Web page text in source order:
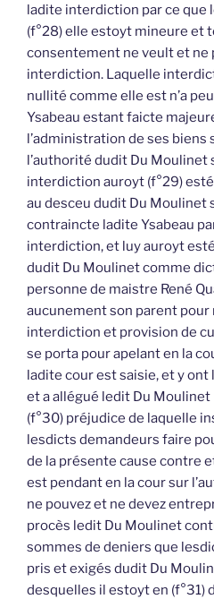
ladite interdiction par ce que
(f°28) elle estoyt mineure et
consentement ne veult et ne
interdiction. Laquelle
nullité comme elle est n’a
Ysabeau estant faicte
l’administration de ses biens
l’authorité dudit Du Moulinet
interdiction auroyt (f°29)
au desceu dudit Du Moulinet
contraincte ladite Ysabeau
interdiction, et luy auroyt
dudit Du Moulinet comme
personne de maistre René
aucunement son parent pour
interdiction et provision de
se porta pour apelant en la
ladite cour est saisie, et y
et a allégué ledit Du Moulinet
(f°30) préjudice de laquelle
lesdicts demandeurs faire
de la présente cause contre
est pendant en la cour sur
ne pouvez et ne devez
procès ledit Du Moulinet
sommes de deniers que
pris et exigés dudit Du
desquelles il estoyt en (f°31)